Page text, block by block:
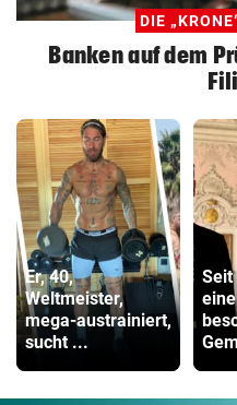
DIE
Banken auf dem
Er, 40,
Weltmeister,
mega-austrainiert,
sucht ...
Seit